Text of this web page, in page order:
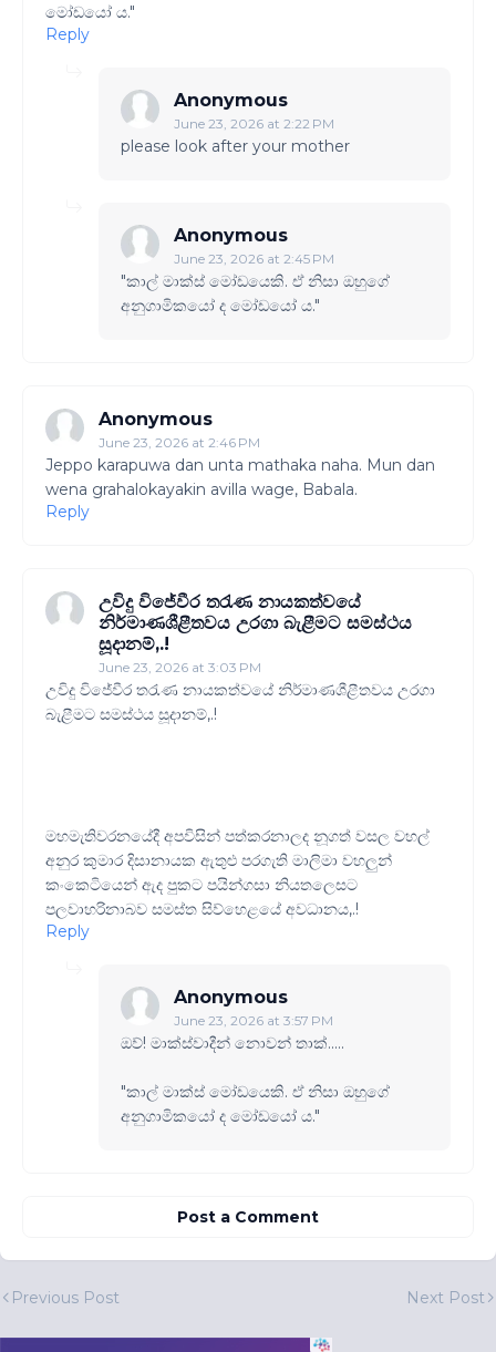
මෝඩයෝ ය."
Reply
Anonymous
June 23, 2026 at 2:22 PM
please look after your mother
Anonymous
June 23, 2026 at 2:45 PM
"කාල් මාක්ස් මෝඩයෙකි. ඒ නිසා ඔහුගේ
අනුගාමිකයෝ ද මෝඩයෝ ය."
Anonymous
June 23, 2026 at 2:46 PM
Jeppo karapuwa dan unta mathaka naha. Mun dan
wena grahalokayakin avilla wage, Babala.
Reply
උවිදු විජේවීර තරැණ නායකත්වයේ
නිර්මාණශීළීතවය උරගා බැළීමට සමස්ථය
සූදානම්,.!
June 23, 2026 at 3:03 PM
උවිදු විජේවීර තරැණ නායකත්වයේ නිර්මාණශීළීතවය උරගා
බැළීමට සමස්ථය සූදානම්,.!
මහමැතිවරනයේදී අපවිසින් පත්කරනාලද නූගත් වසල වහල්
අනුර කුමාර දිසානායක ඇතුළු පරගැති මාලිමා වහලුන්
කංකෙටියෙන් ඇද පුකට පයින්ගසා නියතලෙසට
පලවාහරිනාබව සමස්ත සිව්හෙළයේ අවධානය,.!
Reply
Anonymous
June 23, 2026 at 3:57 PM
ඔව්! මාක්ස්වාදීන් නොවන් තාක්.....
"කාල් මාක්ස් මෝඩයෙකි. ඒ නිසා ඔහුගේ
අනුගාමිකයෝ ද මෝඩයෝ ය."
Post a Comment
Previous Post Next Post